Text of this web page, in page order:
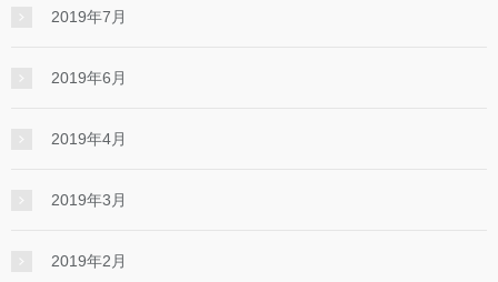
2019年7月
2019年6月
2019年4月
2019年3月
2019年2月